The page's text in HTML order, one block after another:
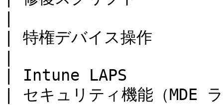
| 特権デバイス操
| Intune LAPS
| セキュリティ機能（MDE